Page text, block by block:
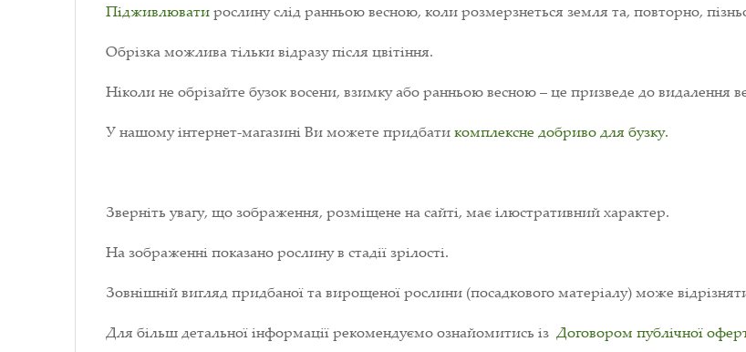
Підживлюватирослину слід ранньою весною, коли розмерзнеться земля та, повторно,
Обрізка можлива тільки відразу після цвітіння.
Ніколи не обрізайте бузок восени, взимку або ранньою весною – це призведе до видалення
У нашому інтернет-магазині Ви можете придбатикомплексне добриво для бузку.
Зверніть увагу, що зображення, розміщене на сайті, має ілюстративний характер.
На зображенні показано рослину в стадії зрілості.
Зовнішній вигляд придбаної та вирощеної рослини (посадкового матеріалу) може
Для більш детальної інформації рекомендуємо ознайомитись із Договором публічної